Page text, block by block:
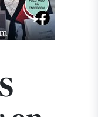
der kører som en drøm